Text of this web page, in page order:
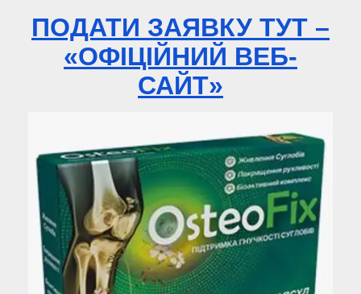
ПОДАТИ ЗАЯВКУ ТУТ –
«ОФІЦІЙНИЙ ВЕБ-
САЙТ»